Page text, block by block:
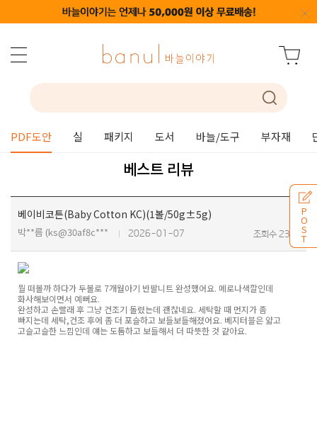
PDF도안 실 패키지 도서 바늘/도구 부자재
P
O
S
T
베스트 리뷰
베이비코튼(Baby Cotton KC)(1볼/50g±5g)
박**름 (ks@30af8c*** 2026-01-07 조회수 235
뭘 떠볼까 하다가 두볼로 7개월아기 반팔니트 완성했어요. 메로나색깔인데
화사해보이면서 예뻐요.
완성하고 손빨래 후 그냥 건조기 돌렸는데 괜찮네요. 세탁할 때 먼지가 좀
빠지는데 세탁,건조 후에 좀 더 포슬하고 보들보들해졌어요. 베지터블은 얇고
고슬고슬한 느낌인데 얘는 도톰하고 보들해서 더 따뜻한 것 같아요.